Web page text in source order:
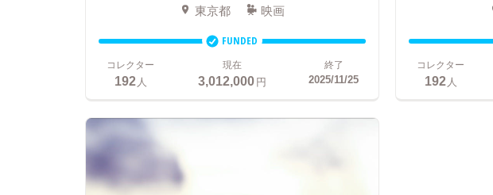
東京都 映画
FUNDED
コレクター
192人
現在
3,012,000円
終了
2025/11/25
コレクター
192人